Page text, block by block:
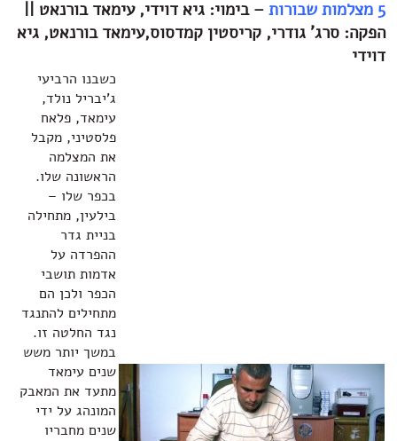
– בימוי: גיא דוידי, עימאד בורנאט ||
גודרי, קריסטין קמדסוס,עימאד בורנאט, גיא
כשבנו הרביעי
ג'יבריל נולד,
עימאד, פלאח
פלסטיני, מקבל
את המצלמה
הראשונה שלו.
בכפר שלו –
בילעין, מתחילה
אדמות תושבי
הכפר ולכן הם
מתחילים להתנגד
נגד החלטה זו.
במשך יותר משש
שנים עימאד
מתעד את המאבק
המונהג על ידי
שנים מחבריו